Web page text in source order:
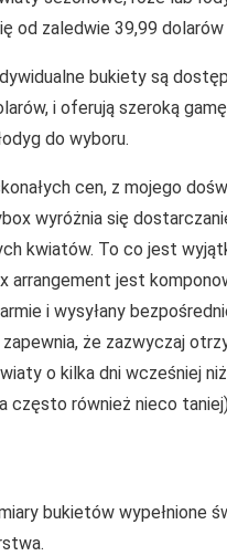
od zaledwie 39,99
bukiety są
i oferują szeroką
do wyboru.
cen, z mojego
wyróżnia się
kwiatów. To co jest
arrangement jest
i wysyłany
że zazwyczaj
o kilka dni wcześniej
często również nieco
bukietów wypełnione